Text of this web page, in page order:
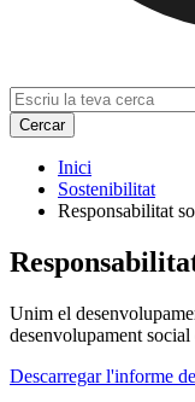
Inici
Sostenibilitat
Responsabilitat
Unim el
desenvolupament
Descarregar l'informe